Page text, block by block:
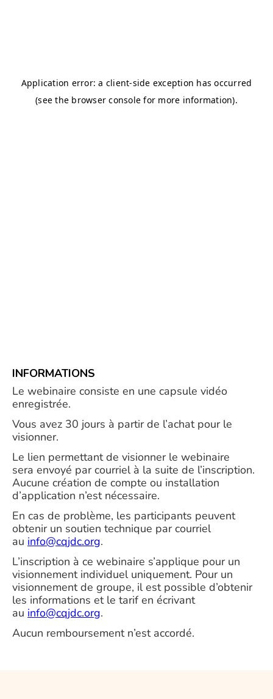
INFORMATIONS
Le webinaire consiste en une capsule vidéo
enregistrée.
Vous avez 30 jours à partir de l’achat pour le
visionner.
Le lien permettant de visionner le webinaire
sera envoyé par courriel à la suite de l’inscription.
Aucune création de compte ou installation
d’application n’est nécessaire.
En cas de problème, les participants peuvent
obtenir un soutien technique par courriel
au info@cqjdc.org.
L’inscription à ce webinaire s’applique pour un
visionnement individuel uniquement. Pour un
visionnement de groupe, il est possible d’obtenir
les informations et le tarif en écrivant
au info@cqjdc.org.
Aucun remboursement n’est accordé.